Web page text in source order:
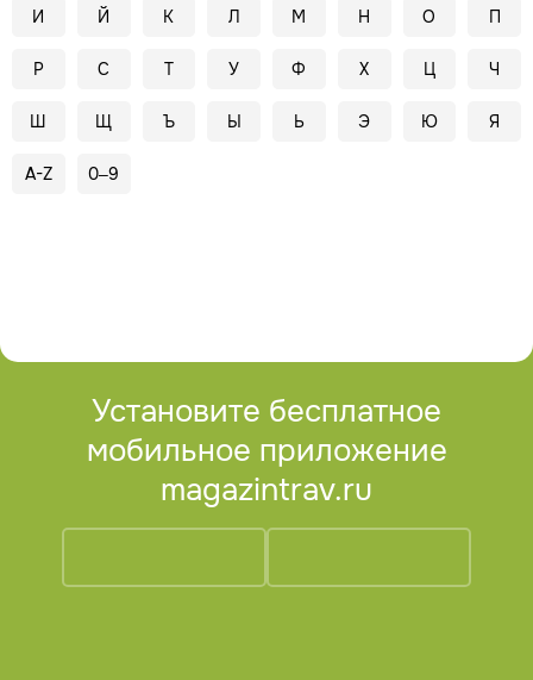
И Й К Л М Н О П
Р С Т У Ф Х Ц Ч
Ш Щ Ъ Ы Ь Э Ю Я
A-Z 0–9
Установите бесплатное
мобильное приложение
magazintrav.ru